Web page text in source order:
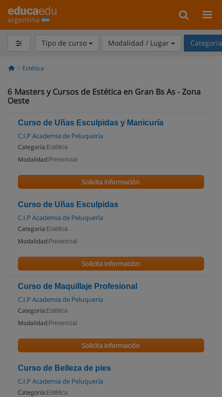
argentina
Tipo de curso Modalidad / Lugar
Estética
6 Masters y Cursos de Estética en Gran Bs As - Zona
Oeste
Curso de Uñas Esculpidas y Manicuría
C.I.P Academia de Peluquería
Categoría: Estética
Modalidad: Presencial
Solicita información
Curso de Uñas Esculpidas
C.I.P Academia de Peluquería
Categoría: Estética
Modalidad: Presencial
Solicita información
Curso de Maquillaje Profesional
C.I.P Academia de Peluquería
Categoría: Estética
Modalidad: Presencial
Solicita información
Curso de Belleza de pies
C.I.P Academia de Peluquería
Categoría: Estética